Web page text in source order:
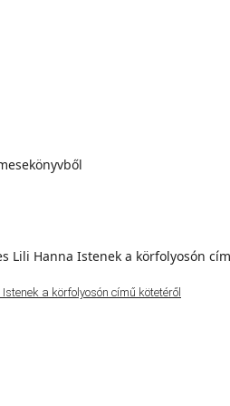
a körfolyosón című kötetéről